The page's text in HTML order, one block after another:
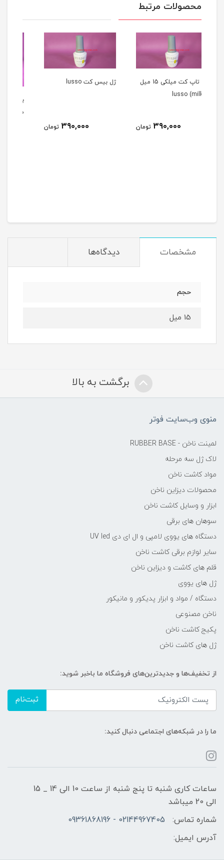
محصولات مرتبط
ژل بيس کت lusso
390,000
بیس کت سالن ( بیس ژل )
مشخصات دیدگاه‌ها
حجم
15 میل
برگشت به بالا
منوی وب‌سایت فوتر
لمینت ناخن - RUBBER BASE
لاک ژل سه مرحله
مواد کاشت ناخن
محصولات دیزاین ناخن
ابزار و وسایل کاشت ناخن
سوهان های برقی
دستگاه های یووی لامپی و ال ای دی UV led
سایر لوازم برقی کاشت ناخن
قلم های کاشت و دیزاین ناخن
ژل های یووی
دستگاه / مواد و ابزار پدیکور و مانیکور
ناخن مصنوعی
پکیج کاشت ناخن
ژل های کاشت ناخن
از تخفیف‌ها و جدیدترین‌های فروشگاه ما باخبر شوید:
ثبت‌نام
ما را در شبکه‌های اجتماعی دنبال کنید:
ساعات کاری شنبه تا پنج شنبه از ساعت 10 الی 14 _ 15
الی 20 میباشد
شماره تماس:
02144967405 - 09361868196
آدرس ایمیل: